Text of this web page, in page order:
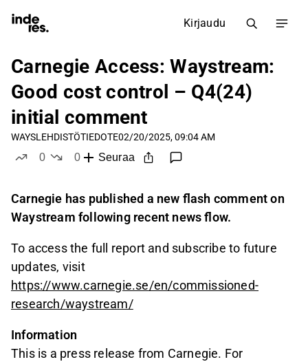
Kirjaudu
Carnegie Access: Waystream:
Good cost control – Q4(24)
initial comment
WAYSLEHDISTÖTIEDOTE02/20/2025, 09:04 AM
0
0
Seuraa
Carnegie has published a new flash comment on
Waystream following recent news flow.
To access the full report and subscribe to future
updates, visit
https://www.carnegie.se/en/commissioned-
research/waystream/
Information
This is a press release from Carnegie. For